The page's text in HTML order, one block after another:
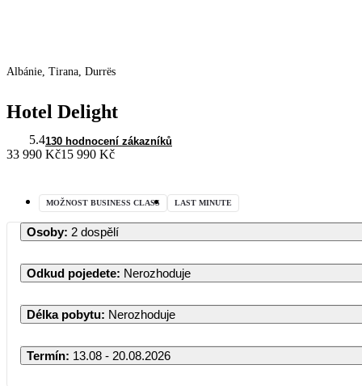
Albánie, Tirana, Durrës
Hotel Delight
5.4130 hodnocení zákazníků
33 990 Kč15 990 Kč
MOŽNOST BUSINESS CLASS LAST MINUTE
Osoby: 2 dospělí
Odkud pojedete: Nerozhoduje
Délka pobytu: Nerozhoduje
Termín: 13.08 - 20.08.2026